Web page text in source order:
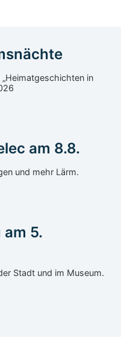
in
am 8.8.
und mehr Lärm.
5.
Stadt und im Museum.